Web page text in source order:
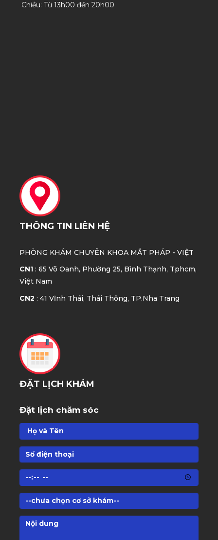
Chiều: Từ 13h00 đến 20h00
THÔNG TIN LIÊN HỆ
PHÒNG KHÁM CHUYÊN KHOA MẮT PHÁP - VIỆT
CN1 : 65 Võ Oanh, Phường 25, Bình Thạnh, Tphcm,
Việt Nam
CN2 : 41 Vĩnh Thái, Thái Thông, TP.Nha Trang
ĐẶT LỊCH KHÁM
Đặt lịch chăm sóc